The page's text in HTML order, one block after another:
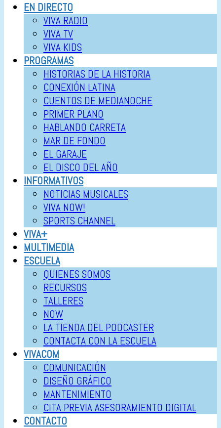
EN DIRECTO
VIVA RADIO
VIVA TV
VIVA KIDS
PROGRAMAS
HISTORIAS DE LA HISTORIA
CONEXIÓN LATINA
CUENTOS DE MEDIANOCHE
PRIMER PLANO
HABLANDO CARRETA
MAR DE FONDO
EL GARAJE
EL DISCO DEL AÑO
INFORMATIVOS
NOTICIAS MUSICALES
VIVA NOW!
SPORTS CHANNEL
VIVA+
MULTIMEDIA
ESCUELA
QUIENES SOMOS
RECURSOS
TALLERES
NOW
LA TIENDA DEL PODCASTER
CONTACTA CON LA ESCUELA
VIVACOM
COMUNICACIÓN
DISEÑO GRÁFICO
MANTENIMIENTO
CITA PREVIA ASESORAMIENTO DIGITAL
CONTACTO